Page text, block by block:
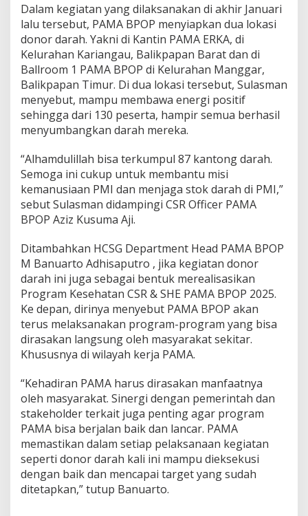
Dalam kegiatan yang dilaksanakan di akhir Januari
lalu tersebut, PAMA BPOP menyiapkan dua lokasi
donor darah. Yakni di Kantin PAMA ERKA, di
Kelurahan Kariangau, Balikpapan Barat dan di
Ballroom 1 PAMA BPOP di Kelurahan Manggar,
Balikpapan Timur. Di dua lokasi tersebut, Sulasman
menyebut, mampu membawa energi positif
sehingga dari 130 peserta, hampir semua berhasil
menyumbangkan darah mereka.
“Alhamdulillah bisa terkumpul 87 kantong darah.
Semoga ini cukup untuk membantu misi
kemanusiaan PMI dan menjaga stok darah di PMI,”
sebut Sulasman didampingi CSR Officer PAMA
BPOP Aziz Kusuma Aji.
Ditambahkan HCSG Department Head PAMA BPOP
M Banuarto Adhisaputro , jika kegiatan donor
darah ini juga sebagai bentuk merealisasikan
Program Kesehatan CSR & SHE PAMA BPOP 2025.
Ke depan, dirinya menyebut PAMA BPOP akan
terus melaksanakan program-program yang bisa
dirasakan langsung oleh masyarakat sekitar.
Khususnya di wilayah kerja PAMA.
“Kehadiran PAMA harus dirasakan manfaatnya
oleh masyarakat. Sinergi dengan pemerintah dan
stakeholder terkait juga penting agar program
PAMA bisa berjalan baik dan lancar. PAMA
memastikan dalam setiap pelaksanaan kegiatan
seperti donor darah kali ini mampu dieksekusi
dengan baik dan mencapai target yang sudah
ditetapkan,” tutup Banuarto.